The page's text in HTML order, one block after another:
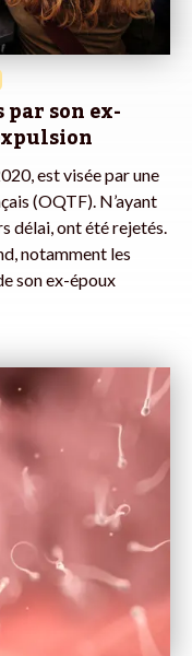
son ex-
est visée par une
(OQTF). N’ayant
délai, ont été rejetés.
notamment les
son ex-époux